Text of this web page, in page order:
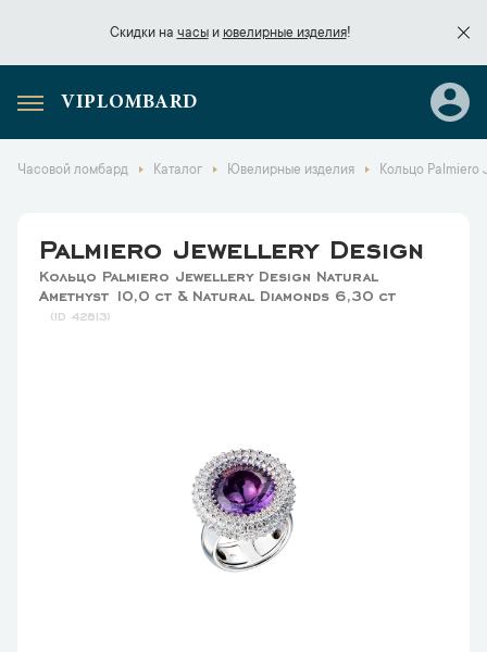
Скидки на часыи ювелирные изделия!
Скидки начасы
VIPLOMBARD
Часовой ломбард Каталог Ювелирные изделия Кольцо Palmiero
Palmiero Jewellery Design
Кольцо Palmiero Jewellery Design Natural
Amethyst 10,0 ct & Natural Diamonds 6,30 ct
42813